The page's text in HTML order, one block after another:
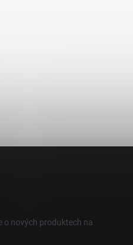
o nových produktech na